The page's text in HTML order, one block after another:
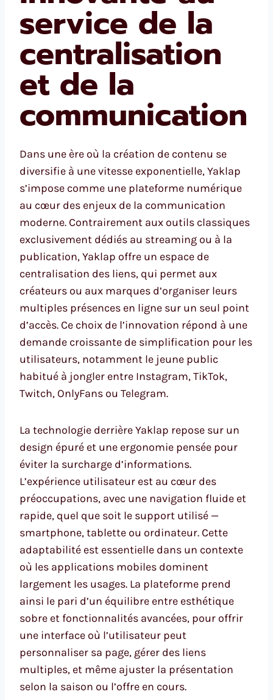
service de la
centralisation
et de la
communication
Dans une ère où la création de contenu se
diversifie à une vitesse exponentielle, Yaklap
s’impose comme une plateforme numérique
au cœur des enjeux de la communication
moderne. Contrairement aux outils classiques
exclusivement dédiés au streaming ou à la
publication, Yaklap offre un espace de
centralisation des liens, qui permet aux
créateurs ou aux marques d’organiser leurs
multiples présences en ligne sur un seul point
d’accès. Ce choix de l’innovation répond à une
demande croissante de simplification pour les
utilisateurs, notamment le jeune public
habitué à jongler entre Instagram, TikTok,
Twitch, OnlyFans ou Telegram.
La technologie derrière Yaklap repose sur un
design épuré et une ergonomie pensée pour
éviter la surcharge d’informations.
L’expérience utilisateur est au cœur des
préoccupations, avec une navigation fluide et
rapide, quel que soit le support utilisé —
smartphone, tablette ou ordinateur. Cette
adaptabilité est essentielle dans un contexte
où les applications mobiles dominent
largement les usages. La plateforme prend
ainsi le pari d’un équilibre entre esthétique
sobre et fonctionnalités avancées, pour offrir
une interface où l’utilisateur peut
personnaliser sa page, gérer des liens
multiples, et même ajuster la présentation
selon la saison ou l’offre en cours.